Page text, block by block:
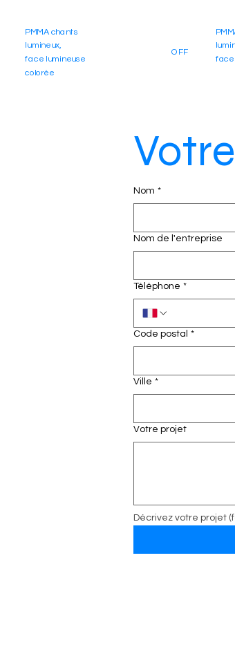
Nom *
Nom de l'entreprise
Téléphone *
Code postal *
Ville *
Votre projet
Décrivez votre projet
PMMA chants
lumineux,
face lumineuse
colorée
OFF
PMMA chants
lumineux,
face lumineuse
colorée
ON
face
face